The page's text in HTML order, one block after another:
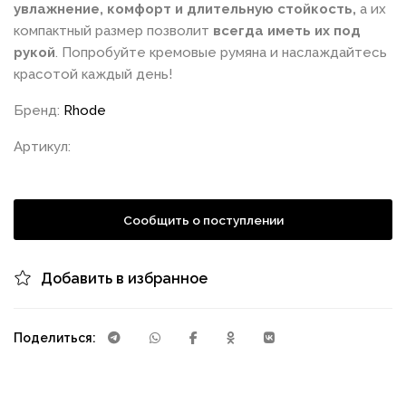
увлажнение, комфорт и длительную стойкость, а их
компактный размер позволит всегда иметь их под
рукой. Попробуйте кремовые румяна и наслаждайтесь
красотой каждый день!
Бренд: Rhode
Артикул:
Сообщить о поступлении
Добавить в избранное
Поделиться: